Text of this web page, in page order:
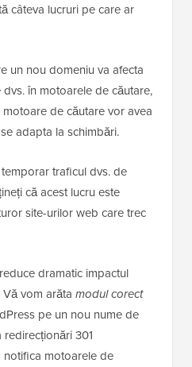
câteva lucruri pe care ar
un nou domeniu va afecta
în motoarele de căutare,
de căutare vor avea
adapta la schimbări.
traficul dvs. de
că acest lucru este
site-urilor web care trec
dramatic impactul
vom arăta modul corect
pe un nou nume de
301
motoarele de